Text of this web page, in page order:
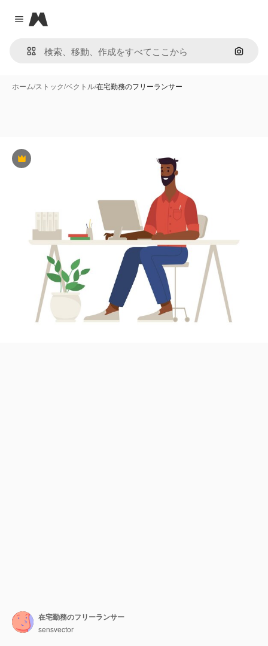
Close menu
Magnific
画像で
ホーム/ストック/ベクトル/在宅勤務のフリーランサー
Premium
在宅勤務のフリーランサー
sensvector